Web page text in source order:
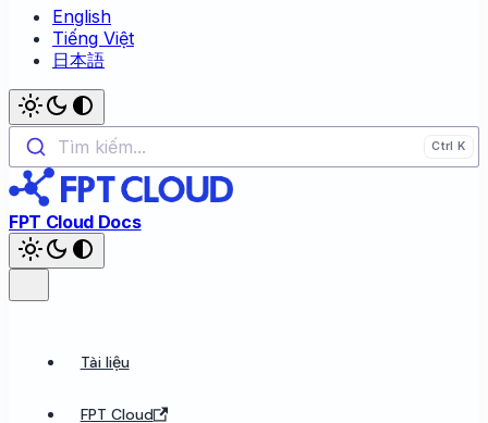
English
Tiếng Việt
日本語
Tìm kiếm...
FPT Cloud Docs
Tài liệu
FPT Cloud